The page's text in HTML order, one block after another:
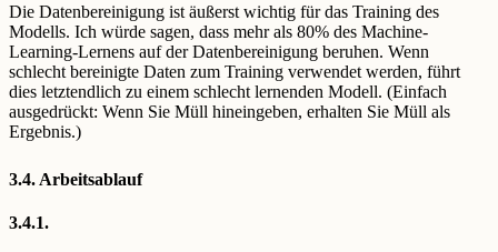
Die Datenbereinigung ist äußerst wichtig für das Training des
Modells. Ich würde sagen, dass mehr als 80% des Machine-
Learning-Lernens auf der Datenbereinigung beruhen. Wenn
schlecht bereinigte Daten zum Training verwendet werden, führt
dies letztendlich zu einem schlecht lernenden Modell. (Einfach
ausgedrückt: Wenn Sie Müll hineingeben, erhalten Sie Müll als
Ergebnis.)
3.4. Arbeitsablauf
3.4.1.